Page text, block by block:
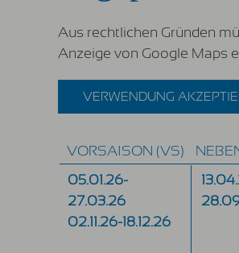
Aus rechtlichen Gründen
Anzeige von Google Maps
VERWENDUNG
VORSAISON (VS)
05.01.26-
27.03.26
02.11.26-18.12.26